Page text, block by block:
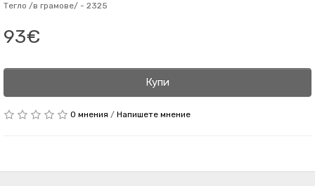
Тегло /в грамове/ - 2325
93€
Купи
0 мнения / Напишете мнение